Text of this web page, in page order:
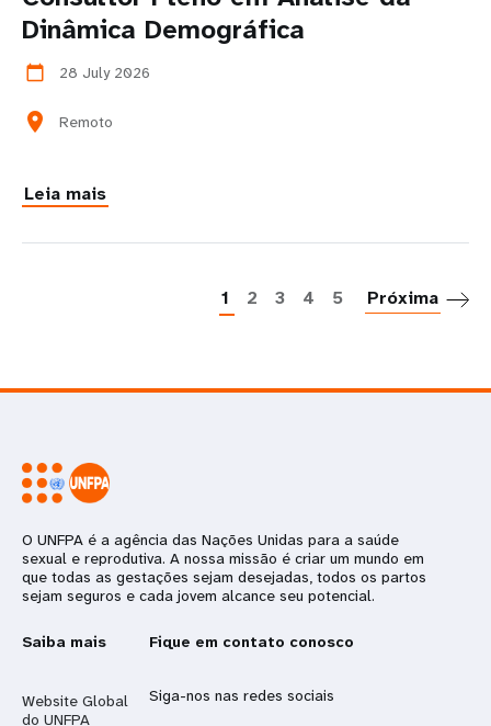
Dinâmica Demográfica
calendar_today 28 July 2026
location_on Remoto
Leia mais
1 2 3 4 5 Próxima
O UNFPA é a agência das Nações Unidas para a saúde
sexual e reprodutiva. A nossa missão é criar um mundo em
que todas as gestações sejam desejadas, todos os partos
sejam seguros e cada jovem alcance seu potencial.
Saiba mais
Website Global
do UNFPA
Fique em contato conosco
Siga-nos nas redes sociais